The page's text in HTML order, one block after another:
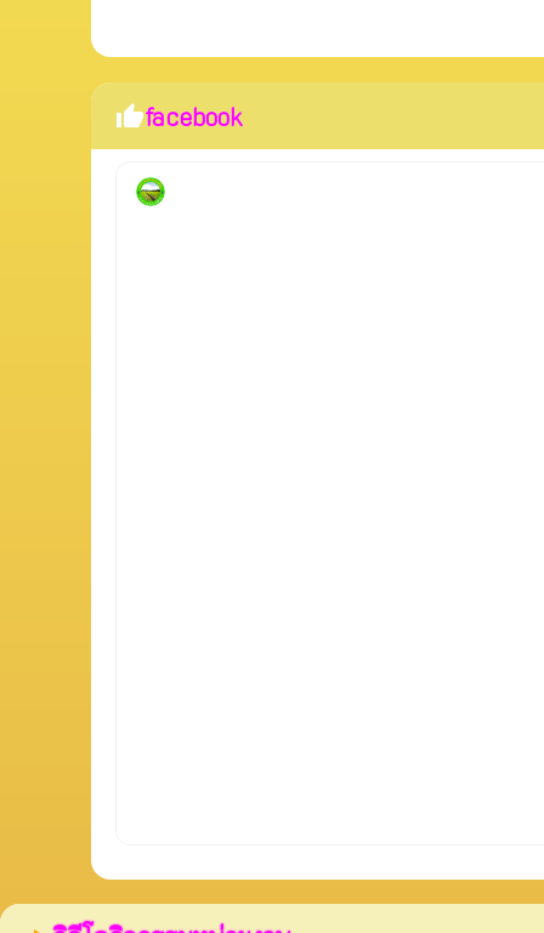
thumb_upfacebook